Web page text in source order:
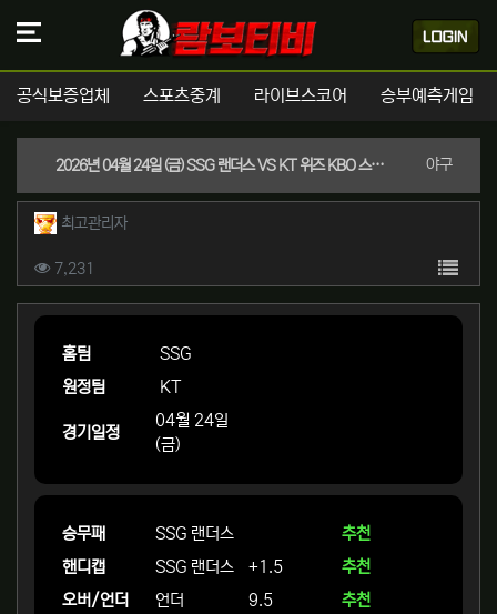
공식보증업체 스포츠중계 라이브스코어 승부예측게임
2026년 04월 24일 (금) SSG 랜더스 VS KT 위즈 KBO 스포츠분석 야구분류
작성자 정보
최고관리자작성
컨텐츠 정보
7,231 목록
본문
홈팀
SSG
원정팀
KT
경기일정
04월 24일
(금)
승무패 SSG 랜더스
추천
핸디캡
SSG 랜더스 +1.5
추천
오버/언더
언더 9.5 추천